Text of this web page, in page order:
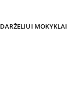
DARŽELIUI MOKYKLAI